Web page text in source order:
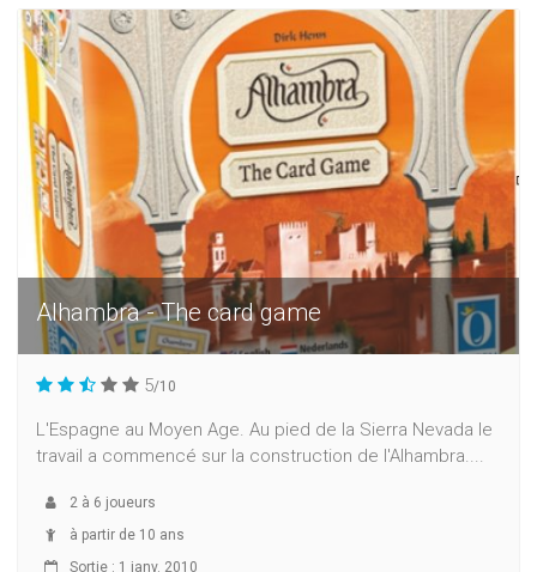
Alhambra - The card game
5/10
L'Espagne au Moyen Age. Au pied de la Sierra Nevada le
travail a commencé sur la construction de l'Alhambra....
2 à 6 joueurs
à partir de 10 ans
Sortie : 1 janv. 2010